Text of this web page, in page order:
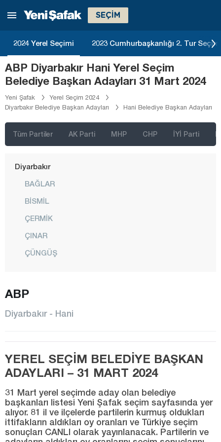
SEÇİM
2024 Yerel Seçimi 2023 Cumhurbaşkanlığı 2. Tur
ABP Diyarbakır Hani Yerel Seçim
Belediye Başkan Adayları 31 Mart 2024
Yeni Şafak
Yerel Seçim 2024
Diyarbakır Belediye Başkan Adayları
Hani Belediye Başkan Adayları
Tüm Partiler AK Parti MHP CHP İYİ Parti
Bolu
Bursa
Çanakkale
Çankırı
Denizli
Diyarbakır
BAĞLAR
BİSMİL
ÇERMİK
ÇINAR
ÇÜNGÜŞ
HAZRO
KAYAPINAR
KOCAKÖY
KULP
LİCE
SİLVAN
ABP
Diyarbakır - Hani
YEREL SEÇİM BELEDİYE BAŞKAN
ADAYLARI – 31 MART 2024
31 Mart yerel seçimde aday olan belediye
başkanları listesi Yeni Şafak seçim sayfasında yer
alıyor. 81 il ve ilçelerde partilerin kurmuş oldukları
ittifakların aldıkları oy oranları ve Türkiye seçim
sonuçları CANLI olarak yayınlanacak. Partilerin ve